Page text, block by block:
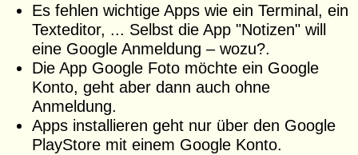
Es fehlen wichtige Apps wie ein Terminal, ein
Texteditor, ... Selbst die App "Notizen" will
eine Google Anmeldung – wozu?.
Die App Google Foto möchte ein Google
Konto, geht aber dann auch ohne
Anmeldung.
Apps installieren geht nur über den Google
PlayStore mit einem Google Konto.